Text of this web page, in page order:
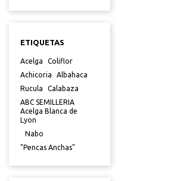
ETIQUETAS
Acelga
Coliflor
Achicoria
Albahaca
Rucula
Calabaza
ABC SEMILLERIA
Acelga Blanca de
Lyon
Nabo
"Pencas Anchas"